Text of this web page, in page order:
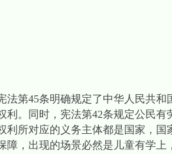
第45条明确规定了中华人民共和
。同时，宪法第42条规定公民有
所对应的义务主体都是国家，国
，出现的场景必然是儿童有学上